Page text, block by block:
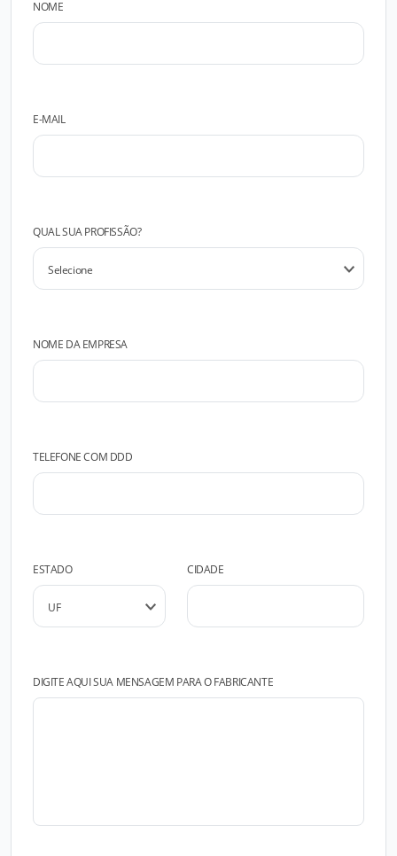
NOME
E-MAIL
QUAL SUA PROFISSÃO?
NOME DA EMPRESA
TELEFONE COM DDD
ESTADO CIDADE
DIGITE AQUI SUA MENSAGEM PARA O FABRICANTE